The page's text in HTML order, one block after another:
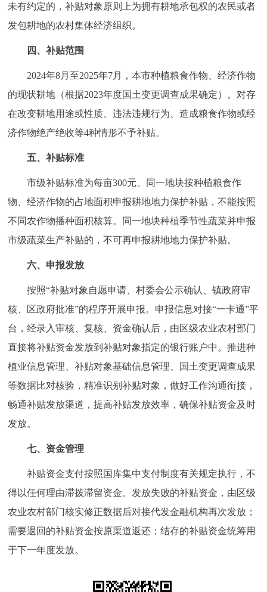
ITALIANO
回到顶部
未有约定的，补贴对象原则上为拥有耕地承包权的农民或者
发包耕地的农村集体经济组织。
四、补贴范围
2024年8月至2025年7月，本市种植粮食作物、经济作物
的现状耕地（根据2023年度国土变更调查成果确定）。对存
在改变耕地用途或性质、违法违规行为、造成粮食作物或经
济作物绝产绝收等4种情形不予补贴。
五、补贴标准
市级补贴标准为每亩300元。同一地块按种植粮食作
物、经济作物的占地面积申报耕地地力保护补贴，不能按照
不同农作物播种面积核算。同一地块种植季节性蔬菜并申报
市级蔬菜生产补贴的，不可再申报耕地地力保护补贴。
六、申报发放
按照“补贴对象自愿申请、村委会公示确认、镇政府审
核、区政府批准”的程序开展申报。申报信息对接“一卡通”平
台，经录入审核、复核、资金确认后，由区级农业农村部门
直接将补贴资金发放到补贴对象指定的银行账户中。推进种
植业信息管理、补贴对象基础信息管理、国土变更调查成果
等数据比对核验，精准识别补贴对象，做好工作沟通衔接，
畅通补贴发放渠道，提高补贴发放效率，确保补贴资金及时
发放。
七、资金管理
补贴资金支付按照国库集中支付制度有关规定执行，不
得以任何理由滞拨滞留资金。发放失败的补贴资金，由区级
农业农村部门核实修正数据后对接代发金融机构再次发放；
需要退回的补贴资金按原渠道返还；结存的补贴资金统筹用
于下一年度发放。